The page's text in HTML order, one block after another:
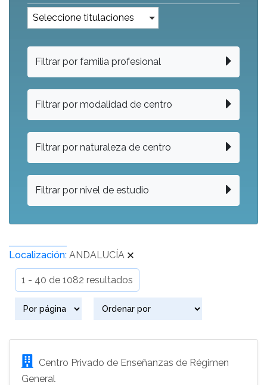
Localización: ANDALUCÍA
1 - 40 de 1082 resultados
Centro Privado de Enseñanzas de Régimen
General
Seleccione titulaciones
Filtrar por familia profesional
Filtrar por modalidad de centro
Filtrar por naturaleza de centro
Filtrar por nivel de estudio